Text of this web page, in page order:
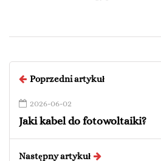
Poprzedni artykuł
2026-06-02
Jaki kabel do fotowoltaiki?
Następny artykuł